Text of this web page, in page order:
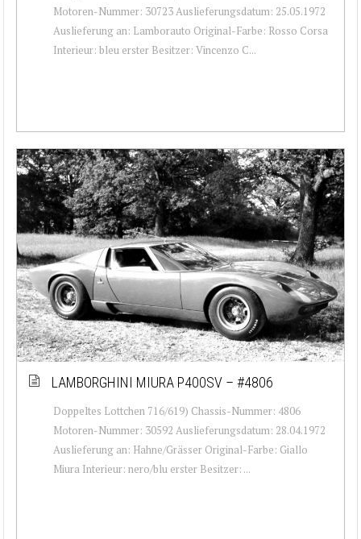
Motoren-Nummer: 30723 Auslieferungsdatum: 25.05.1972
Auslieferung an: Lamborauto Original-Farbe: Rosso Corsa
Interieur: bleu erster Besitzer: Vincenzo C...
LAMBORGHINI MIURA P400SV – #4806
Doppeltes Lottchen 716/619) Chassis-Nummer: 4806
Motoren-Nummer: 30592 Auslieferungsdatum: 28.04.1972
Auslieferung an: Hahne/Grässer Original-Farbe: Giallo
Miura Interieur: nero/blu erster Besitzer: ...